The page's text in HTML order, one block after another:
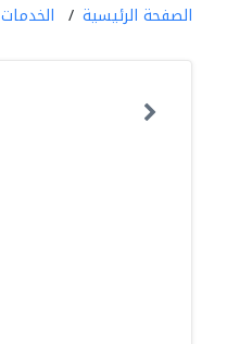
الصفحة الرئيسية الخدمات